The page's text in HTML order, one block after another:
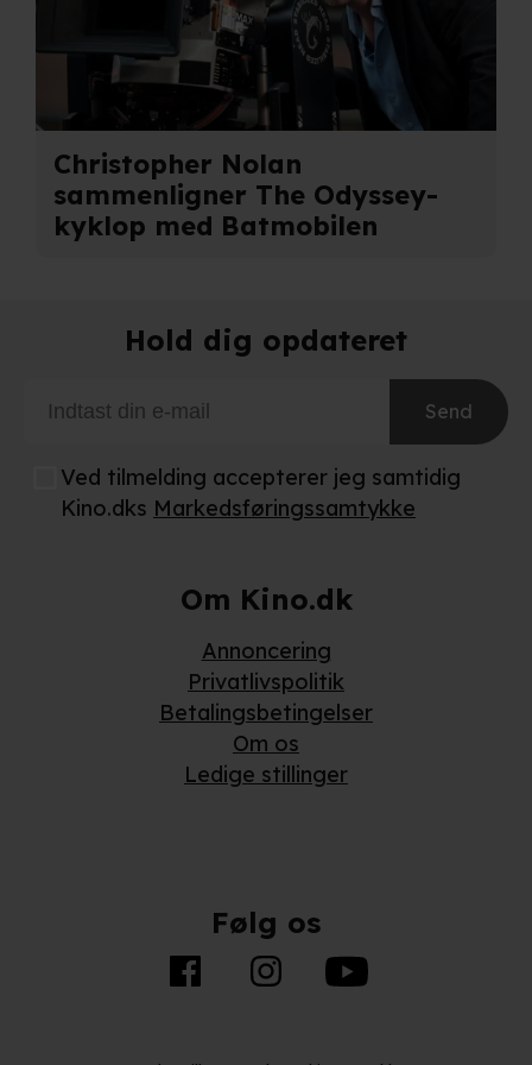
cookiepolitik
Christopher Nolan
sammenligner The Odyssey-
kyklop med Batmobilen
Hold dig opdateret
Send
Ved tilmelding accepterer jeg samtidig
Kino.dks Markedsføringssamtykke
Om Kino.dk
Annoncering
Privatlivspolitik
Betalingsbetingelser
Om os
Ledige stillinger
Følg os